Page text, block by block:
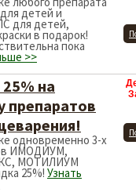
детей и
для детей,
в подарок!
пока
>>
на
препаратов
одновременно 3-х
ИМОДИУМ,
МОТИЛИУМ
25%! Узнать